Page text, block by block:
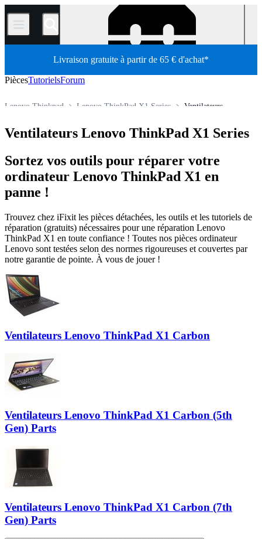
/
Livraison gratuite à partir de 65 € d'achat*
PiècesTutorielsForum
Ventilateurs
Lenovo ThinkPad X1 Series
Lenovo Thinkpad
Pièces détachées
Boutique
Ventilateurs Lenovo ThinkPad X1 Series
Sortez vos outils pour réparer votre
ordinateur Lenovo ThinkPad X1 en
panne !
Trouvez chez iFixit les pièces détachées, les outils et les tutoriels de
réparation (gratuits) nécessaires pour une réparation Lenovo
ThinkPad X1 en toute confiance ! Toutes nos pièces ordinateur
Lenovo sont testées selon des normes rigoureuses et couvertes par
notre garantie de pointe. À vous de jouer !
Ventilateurs Lenovo ThinkPad X1 Carbon
Ventilateurs Lenovo ThinkPad X1 Carbon (5th
Gen) Parts
Ventilateurs Lenovo ThinkPad X1 Carbon (7th
Gen) Parts